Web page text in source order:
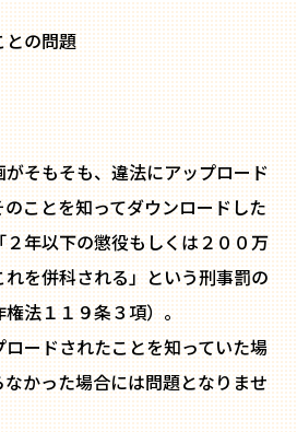
の問題
そもそも、違法にアップロード
ことを知ってダウンロードした
年以下の懲役もしくは２００万
を併科される」という刑事罰の
法１１９条３項）。
ードされたことを知っていた場
かった場合には問題となりませ